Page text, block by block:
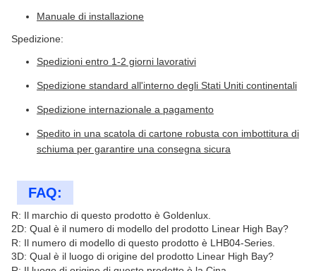
Manuale di installazione
Spedizione:
Spedizioni entro 1-2 giorni lavorativi
Spedizione standard all'interno degli Stati Uniti continentali
Spedizione internazionale a pagamento
Spedito in una scatola di cartone robusta con imbottitura di
schiuma per garantire una consegna sicura
FAQ:
R: Il marchio di questo prodotto è Goldenlux.
2D: Qual è il numero di modello del prodotto Linear High Bay?
R: Il numero di modello di questo prodotto è LHB04-Series.
3D: Qual è il luogo di origine del prodotto Linear High Bay?